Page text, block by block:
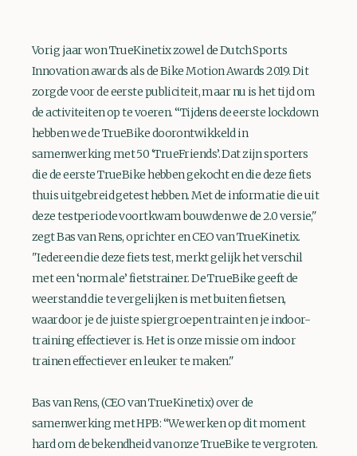
Vorig jaar won TrueKinetix zowel de Dutch Sports
Innovation awards als de Bike Motion Awards 2019. Dit
zorgde voor de eerste publiciteit, maar nu is het tijd om
de activiteiten op te voeren. “Tijdens de eerste lockdown
hebben we de TrueBike doorontwikkeld in
samenwerking met 50 ‘TrueFriends’. Dat zijn sporters
die de eerste TrueBike hebben gekocht en die deze fiets
thuis uitgebreid getest hebben. Met de informatie die uit
deze testperiode voortkwam bouwden we de 2.0 versie,"
zegt Bas van Rens, oprichter en CEO van TrueKinetix.
"Iedereen die deze fiets test, merkt gelijk het verschil
met een ‘normale’ fietstrainer. De TrueBike geeft de
weerstand die te vergelijken is met buiten fietsen,
waardoor je de juiste spiergroepen traint en je indoor-
training effectiever is. Het is onze missie om indoor
trainen effectiever en leuker te maken."
Bas van Rens, (CEO van TrueKinetix) over de
samenwerking met HPB: “We werken op dit moment
hard om de bekendheid van onze TrueBike te vergroten.